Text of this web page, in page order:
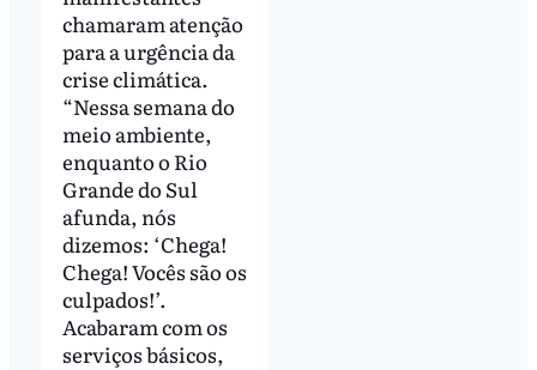
chamaram atenção
para a urgência da
crise climática.
“Nessa semana do
meio ambiente,
enquanto o Rio
Grande do Sul
afunda, nós
dizemos: ‘Chega!
Chega! Vocês são os
culpados!’.
Acabaram com os
serviços básicos,